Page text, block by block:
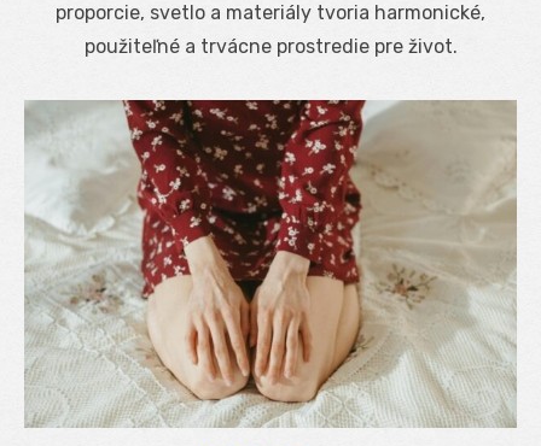
proporcie, svetlo a materiály tvoria harmonické,
použiteľné a trvácne prostredie pre život.